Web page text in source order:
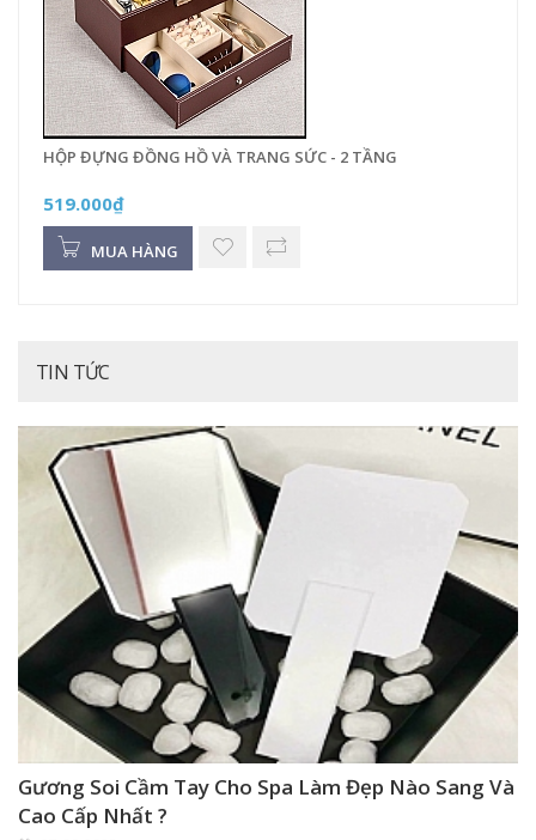
HỘP ĐỰNG ĐỒNG HỒ VÀ TRANG SỨC - 2 TẦNG
519.000₫
MUA HÀNG
TIN TỨC
Gương Soi Cầm Tay Cho Spa Làm Đẹp Nào Sang Và
Cao Cấp Nhất ?